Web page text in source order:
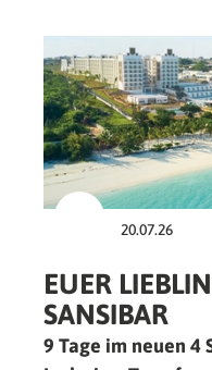
20.07.26
EUER
SANSIBAR
9 Tage im neuen 4